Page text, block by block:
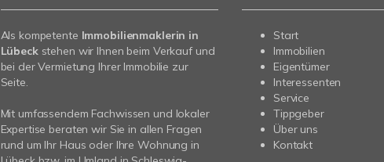
Als kompetente Immobilienmaklerin in
Lübeckstehen wir Ihnen beim Verkauf und
bei der Vermietung Ihrer Immobilie zur
Seite.
Mit umfassendem Fachwissen und lokaler
Expertise beraten wir Sie in allen Fragen
rund um Ihr Haus oder Ihre Wohnung in
Start
Immobilien
Eigentümer
Interessenten
Service
Tippgeber
Über uns
Kontakt